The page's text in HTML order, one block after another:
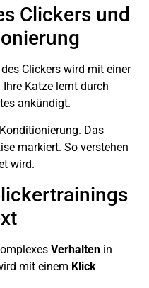
Clickers und
des Clickers wird mit einer
Katze lernt durch
ankündigt.
Das
markiert. So verstehen
wird.
Verhalten in
mit einem Klick